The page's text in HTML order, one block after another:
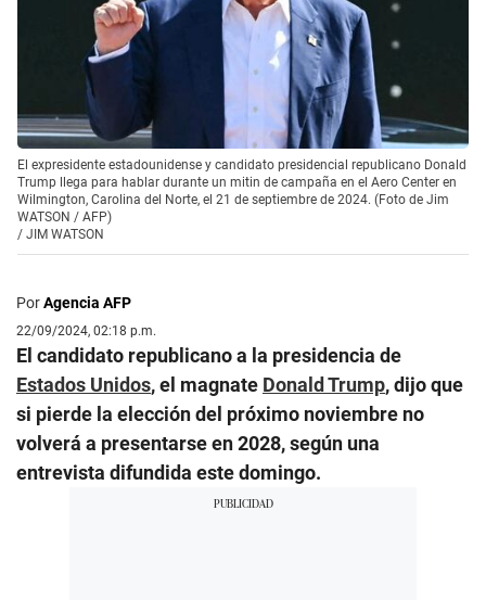
El expresidente estadounidense y candidato presidencial republicano Donald
Trump llega para hablar durante un mitin de campaña en el Aero Center en
Wilmington, Carolina del Norte, el 21 de septiembre de 2024. (Foto de Jim
WATSON / AFP)
/ JIM WATSON
PorAgencia AFP
22/09/2024, 02:18 p.m.
El candidato republicano a la presidencia de
Estados Unidos, el magnate Donald Trump, dijo que
si pierde la elección del próximo noviembre no
volverá a presentarse en 2028, según una
entrevista difundida este domingo.